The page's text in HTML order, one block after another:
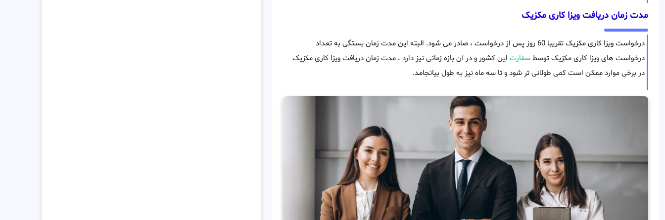
مدت زمان دریافت ویزا کاری مکزیک
درخواست ویزا کاری مکزیک تقریبا 60 روز پس از درخواست ، صادر می شود. البته این مدت زمان بستگی به تعداد
درخواست های ویزا کاری مکزیک توسطسفارت این کشور و در آن بازه زمانی نیز دارد ، مدت زمان دریافت ویزا کاری مکزیک
در برخی موارد ممکن است کمی طولانی تر شود و تا سه ماه نیز به طول بیانجامد.